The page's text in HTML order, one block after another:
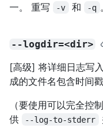
一。 重写
-v 和 -q 。
--logdir=<dir>
[高级] 将详细日志写
成的文件名包含时间
（要使用可以完全控
供
--log-to-stderr